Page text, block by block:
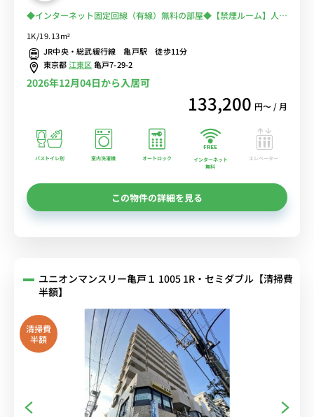
◆インターネット固定回線（有線）無料の部屋◆【禁煙ルーム】人気
屋♪女性も安心の建物AL・宅配BOX・モニター付きインターフォ
ン・室内洗濯機完備！
1K/19.13m²
JR中央・総武緩行線 亀戸駅 徒歩11分
東京都江東区亀戸7-29-2
2026年12月04日から入居可
133,200 円〜 / 月
バストイレ別 室内洗濯機 オートロック
インターネット
無料
エレベーター
この物件の詳細を見る
ユニオンマンスリー亀戸１ 1005 1R・セミダブル【清掃費
半額】
清掃費
半額